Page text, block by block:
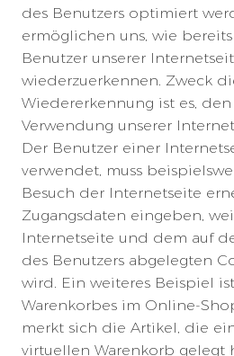
des Benutzers optimiert
ermöglichen uns, wie
Benutzer unserer
wiederzuerkennen. Zweck
Wiedererkennung ist es,
Verwendung unserer
Der Benutzer einer
verwendet, muss
Besuch der Internetseite
Zugangsdaten eingeben,
Internetseite und dem auf
des Benutzers abgelegten
wird. Ein weiteres Beispiel
Warenkorbes im Online-
merkt sich die Artikel, die
virtuellen Warenkorb gelegt